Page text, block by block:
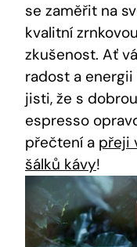
se zaměřit na
kvalitní
zkušenost. Ať
radost a
jisti, že s
espresso
přečtení a přeji
šálků kávy!